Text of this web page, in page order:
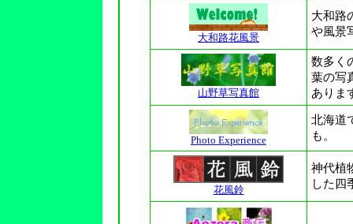
大和路花風景
大和路
や風景
山野草写真館
数多く
葉の写
ありま
Photo Experience
北海道
も。
花風鈴
神代植
した四